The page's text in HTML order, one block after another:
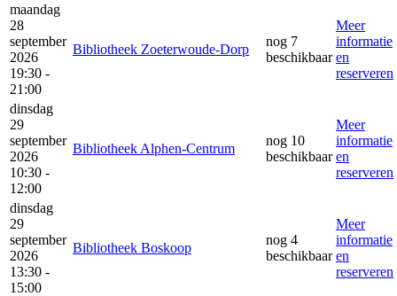
maandag
28
september
2026
19:30 -
21:00
Bibliotheek Zoeterwoude-Dorp
nog 7
beschikbaar
Meer
informatie
en
reserveren
dinsdag
29
september
2026
10:30 -
12:00
Bibliotheek Alphen-Centrum
nog 10
beschikbaar
Meer
informatie
en
reserveren
dinsdag
29
september
2026
13:30 -
15:00
Bibliotheek Boskoop
nog 4
beschikbaar
Meer
informatie
en
reserveren